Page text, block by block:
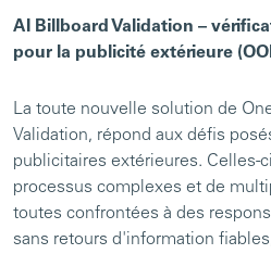
AI Billboard Validation –
pour la publicité extérieure
La toute nouvelle solution de
Validation, répond aux défis
publicitaires extérieures. Celles-
processus complexes et de
toutes confrontées à des
sans retours d'information